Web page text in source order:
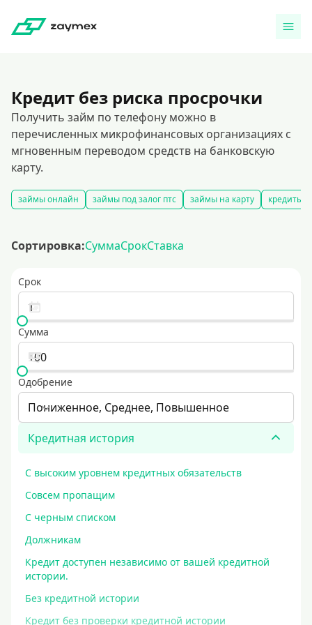
Кредит без риска просрочки
Получить займ по телефону можно в
перечисленных микрофинансовых организациях с
мгновенным переводом средств на банковскую
карту.
займы онлайн займы под залог птс займы на карту кредиты и
Сортировка:СуммаСрокСтавка
Срок
Сумма
Одобрение
Пониженное, Среднее, Повышенное
Кредитная история
С высоким уровнем кредитных обязательств
Совсем пропащим
С черным списком
Должникам
Кредит доступен независимо от вашей кредитной
истории.
Без кредитной истории
Кредит без проверки кредитной истории